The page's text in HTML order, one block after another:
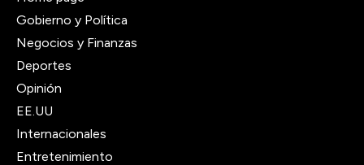
Gobierno y Política
Negocios y Finanzas
Deportes
Opinión
EE.UU
Internacionales
Entretenimiento